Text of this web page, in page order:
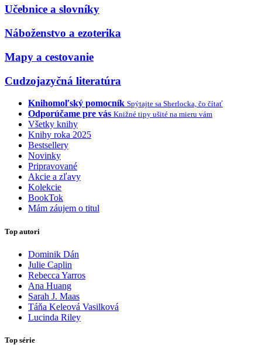
Učebnice a slovníky
Náboženstvo a ezoterika
Mapy a cestovanie
Cudzojazyčná literatúra
Knihomoľský pomocník Spýtajte sa Sherlocka, čo čítať
Odporúčame pre vás Knižné tipy ušité na mieru vám
Všetky knihy
Knihy roka 2025
Bestsellery
Novinky
Pripravované
Akcie a zľavy
Kolekcie
BookTok
Mám záujem o titul
Top autori
Dominik Dán
Julie Caplin
Rebecca Yarros
Ana Huang
Sarah J. Maas
Táňa Keleová Vasilková
Lucinda Riley
Top série